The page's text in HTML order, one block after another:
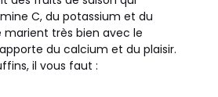
C, du potassium et du
marient très bien avec le
du calcium et du plaisir.
il vous faut :